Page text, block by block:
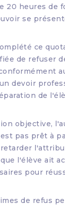
20 heures de
se
ce
de refuser
devoir
de
objective,
pas prêt à
l'élève ait
pour
de refus